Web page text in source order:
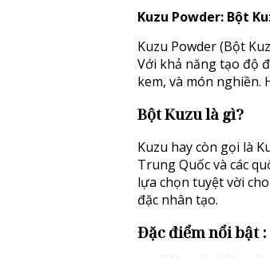
Kuzu Powder: Bột
Kuzu Powder (Bột
Với khả năng tạo độ
kem, và món nghiền.
Bột Kuzulà gì?
Kuzu hay còn gọi là
Trung Quốc và các
lựa chọn tuyệt vời
đặc nhân tạo.
Đặc điểm nổi bật :